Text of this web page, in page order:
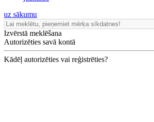
uz sākumu
Izvērstā meklēšana
Autorizēties savā kontā
Kādēļ autorizēties vai reģistrēties?